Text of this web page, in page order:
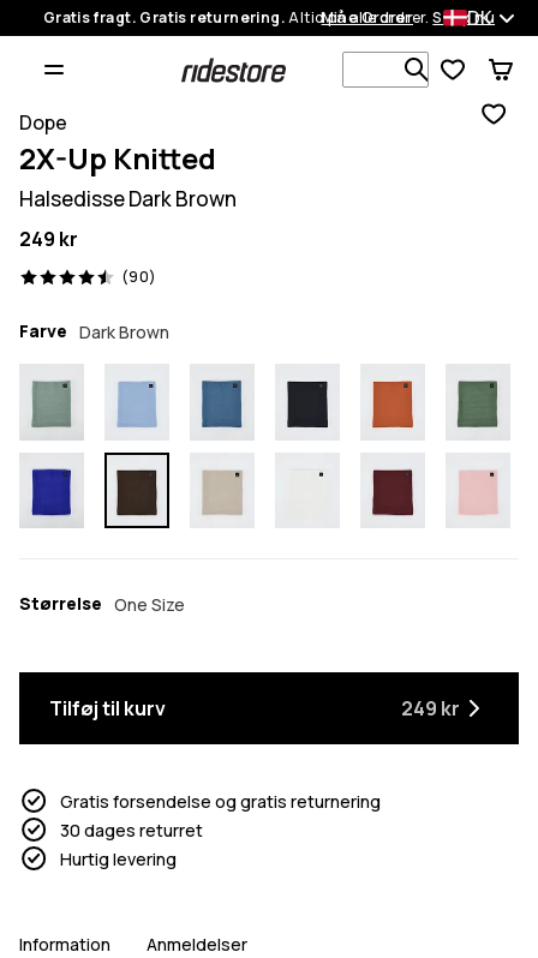
Gratis fragt. Gratis returnering.Altid på alle ordrer.Shop nu
Mine Ordrer DK
Søg i 1
Dope
2X-Up Knitted
Halsedisse Dark Brown
249 kr
(90)
90 anmeldelser, 4.5/5
Farve Dark Brown
Størrelse One Size
Tilføj til kurv 249 kr
Gratis forsendelse og gratis returnering
30 dages returret
Hurtig levering
Information Anmeldelser